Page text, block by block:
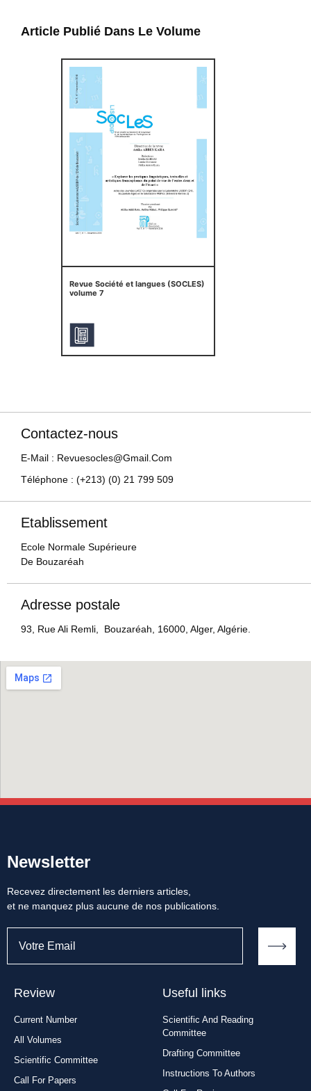
Article Publié Dans Le Volume
Revue Société et langues (SOCLES)
volume 7
Contactez-nous
E-Mail : Revuesocles@gmail.com
Téléphone : (+213) (0) 21 799 509
Etablissement
Ecole Normale Supérieure
De Bouzaréah
Adresse postale
93, Rue Ali Remli, Bouzaréah, 16000, Alger, Algérie.
Newsletter
Recevez directement les derniers articles,
et ne manquez plus aucune de nos publications.
Review
Current Number
All Volumes
Scientific Committee
Call For Papers
Useful links
Scientific And Reading
Committee
Drafting Committee
Instructions To Authors